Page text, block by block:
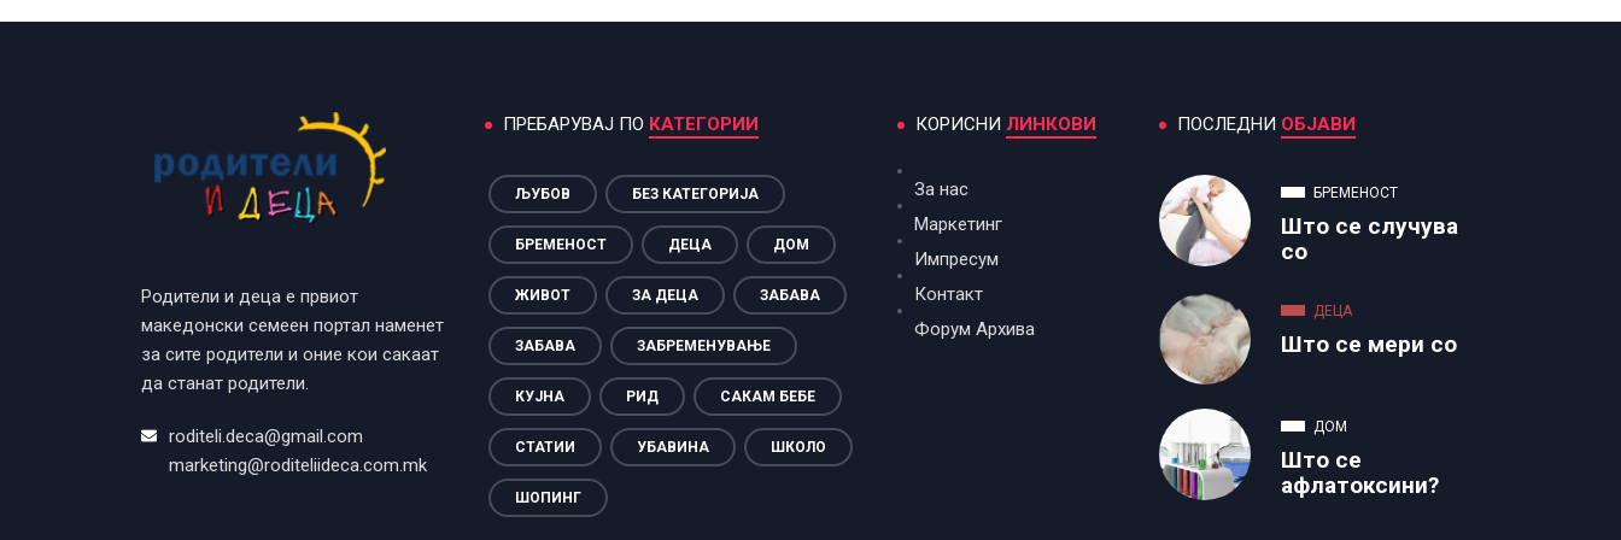
Родители и деца е првиот
македонски семеен портал наменет
за сите родители и оние кои сакаат
да станат родители.
roditeli.deca@gmail.com
marketing@roditeliideca.com.mk
ПРЕБАРУВАЈ ПО КАТЕГОРИИ
ЉУБОВ БЕЗ КАТЕГОРИЈА
БРЕМЕНОСТ ДЕЦА ДОМ
ЖИВОТ ЗА ДЕЦА ЗАБАВА
ЗАБАВА ЗАБРЕМЕНУВАЊЕ
КУЈНА РИД САКАМ БЕБЕ
СТАТИИ УБАВИНА ШКОЛО
ШОПИНГ
КОРИСНИ ЛИНКОВИ
За нас
Маркетинг
Импресум
Контакт
Форум Архива
ПОСЛЕДНИ ОБЈАВИ
БРЕМЕНОСТ
Што се случува
со
ДЕЦА
Што се мери со
ДОМ
Што се
афлатоксини?